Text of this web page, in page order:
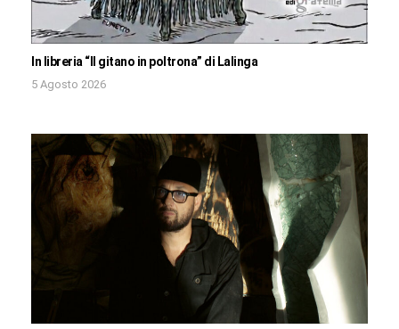
In libreria “Il gitano in poltrona” di Lalinga
5 Agosto 2026